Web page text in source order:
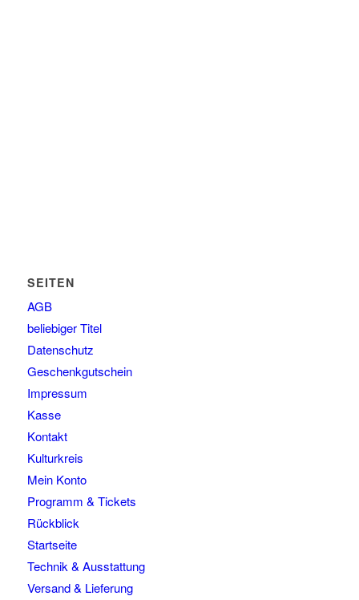
SEITEN
AGB
beliebiger Titel
Datenschutz
Geschenkgutschein
Impressum
Kasse
Kontakt
Kulturkreis
Mein Konto
Programm & Tickets
Rückblick
Startseite
Technik & Ausstattung
Versand & Lieferung